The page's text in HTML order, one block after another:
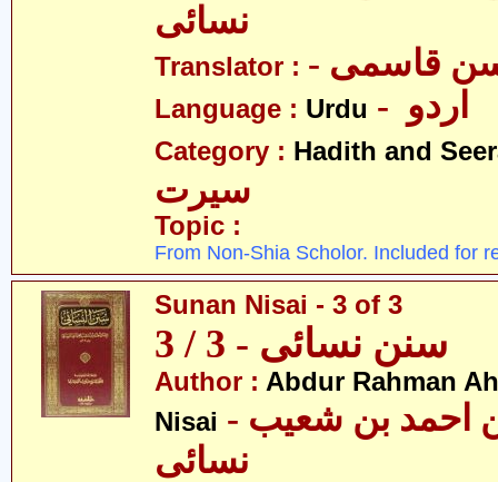
نسائی
Translator : قاسمی
Language : Urdu
Category : Hadith and
سیرت
Topic :
From Non-Shia Scholor. Included for
Sunan Nisai - 3 of 3
سنن نسائی - 3 / 3
Author : Abdur Rahman
Nisai - عبدالرّحمٰن احمد بن شعیب
نسائی